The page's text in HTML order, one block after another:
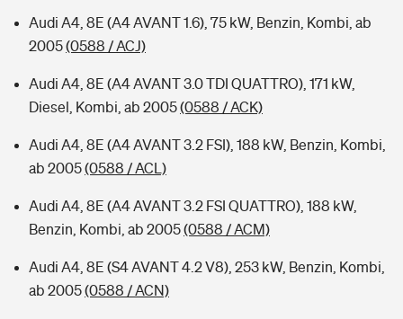
Audi A4, 8E (A4 AVANT 1.6), 75 kW, Benzin, Kombi, ab
2005(0588 / ACJ)
Audi A4, 8E (A4 AVANT 3.0 TDI QUATTRO), 171 kW,
Diesel, Kombi, ab 2005(0588 / ACK)
Audi A4, 8E (A4 AVANT 3.2 FSI), 188 kW, Benzin, Kombi,
ab 2005(0588 / ACL)
Audi A4, 8E (A4 AVANT 3.2 FSI QUATTRO), 188 kW,
Benzin, Kombi, ab 2005(0588 / ACM)
Audi A4, 8E (S4 AVANT 4.2 V8), 253 kW, Benzin, Kombi,
ab 2005(0588 / ACN)